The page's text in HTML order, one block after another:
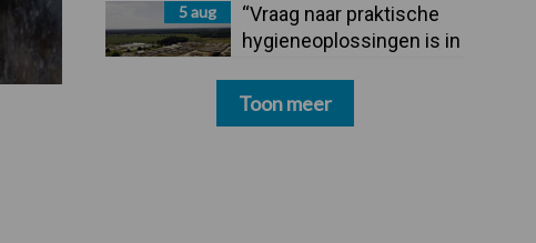
5 aug
“Vraag naar praktische
hygieneoplossingen is in
Toon meer